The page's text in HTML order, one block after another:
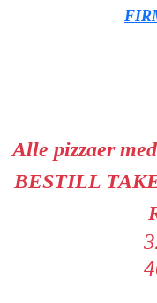
Alle pizzaer
BESTILL